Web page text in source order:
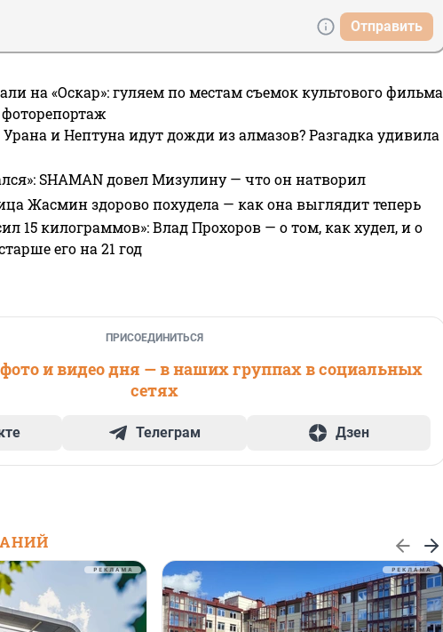
Отправить
на «Оскар»: гуляем по местам съемок культового фильма
и Нептуна идут дожди из алмазов? Разгадка удивила
SHAMAN довел Мизулину — что он натворил
Жасмин здорово похудела — как она выглядит теперь
15 килограммов»: Влад Прохоров — о том, как худел, и о
его на 21 год
ПРИСОЕДИНИТЬСЯ
и видео дня — в наших группах в социальных
сетях
Телеграм Дзен